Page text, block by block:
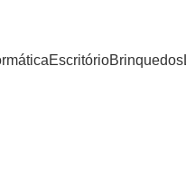
EscritórioBrinquedos